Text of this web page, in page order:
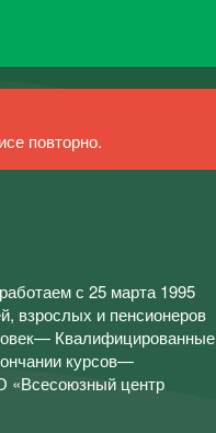
повторно.
с 25 марта 1995
взрослых и пенсионеров
Квалифицированные
курсов—
центр